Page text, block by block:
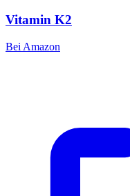
Vitamin K2
Bei Amazon